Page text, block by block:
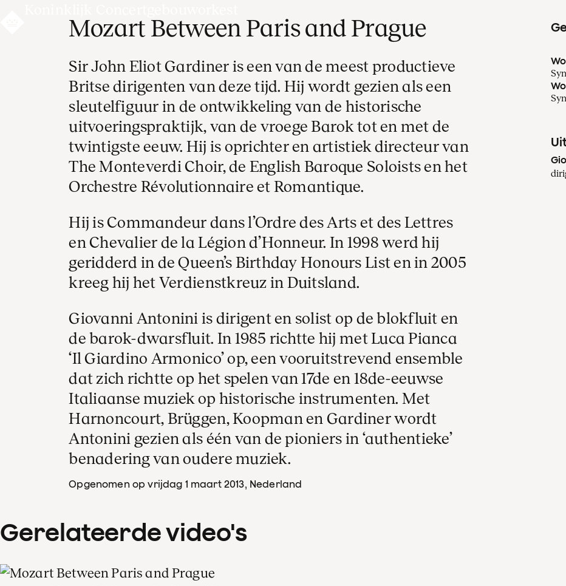
Mozart Between Paris and Prague
Sir John Eliot Gardiner is een van de meest productieve
Britse dirigenten van deze tijd. Hij wordt gezien als een
sleutelfiguur in de ontwikkeling van de historische
uitvoeringspraktijk, van de vroege Barok tot en met de
twintigste eeuw. Hij is oprichter en artistiek directeur van
The Monteverdi Choir, de English Baroque Soloists en het
Orchestre Révolutionnaire et Romantique.
Hij is Commandeur dans l’Ordre des Arts et des Lettres
en Chevalier de la Légion d’Honneur. In 1998 werd hij
geridderd in de Queen’s Birthday Honours List en in 2005
kreeg hij het Verdienstkreuz in Duitsland.
Giovanni Antonini is dirigent en solist op de blokfluit en
de barok-dwarsfluit. In 1985 richtte hij met Luca Pianca
‘Il Giardino Armonico’ op, een vooruitstrevend ensemble
dat zich richtte op het spelen van 17de en 18de-eeuwse
Italiaanse muziek op historische instrumenten. Met
Harnoncourt, Brüggen, Koopman en Gardiner wordt
Antonini gezien als één van de pioniers in ‘authentieke’
benadering van oudere muziek.
Opgenomen op vrijdag 1 maart 2013, Nederland
Gerelateerde video's